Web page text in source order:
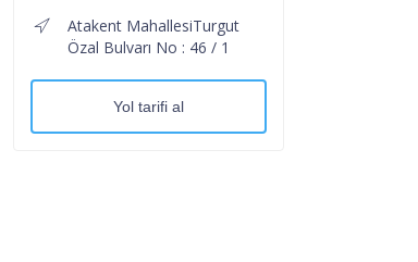
Atakent MahallesiTurgut
Özal Bulvarı No : 46 / 1
Yol tarifi al